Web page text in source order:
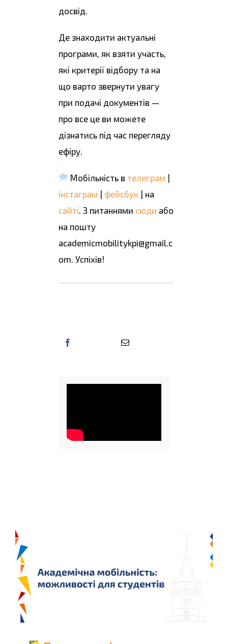
досвід.
Де знаходити актуальні
програми, як взяти участь,
які критерії відбору та на
що варто звернути увагу
при подачі документів —
про все це ви можете
дізнатись під час перегляду
ефіру.
Мобільність в телеграм |
інстаграм | фейсбук | на
сайті . З питаннями сюди або
на пошту
academicmobilitykpi@gmail.c
om. Успіхів!